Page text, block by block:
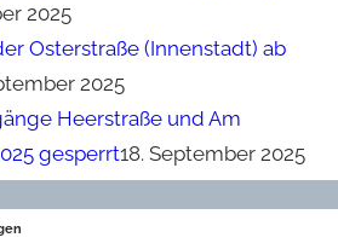
2025
Osterstraße (Innenstadt) ab
2025
Heerstraße und Am
gesperrt18. September 2025